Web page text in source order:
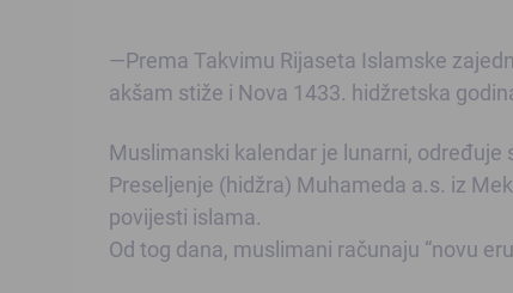
—Prema Takvimu Rijaseta Islamske
akšam stiže i Nova 1433. hidžretska
Muslimanski kalendar je lunarni,
Preseljenje (hidžra) Muhameda a.s. iz
povijesti islama.
Od tog dana, muslimani računaju “novu